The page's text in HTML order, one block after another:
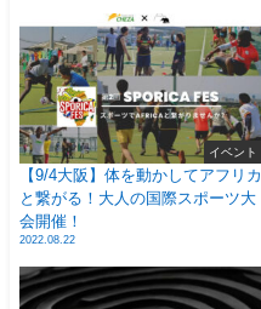
イベント
【9/4大阪】体を動かしてアフリカ
と繋がる！大人の国際スポーツ大
会開催！
2022.08.22